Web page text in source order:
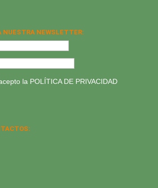
NUESTRA NEWSLETTER:
la POLÍTICA DE PRIVACIDAD